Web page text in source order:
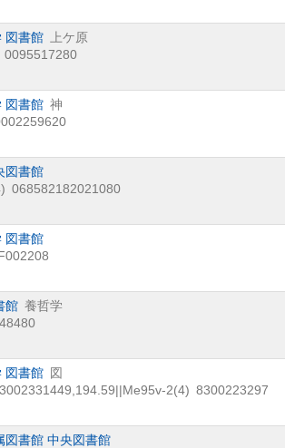
図書館
上ケ原
0095517280
図書館 神
図書館
068582182021080
図書館
館 養哲学
図書館 図
3002331449 194.59||Me95v-2(4) 8300223297
図書館 中央図書館